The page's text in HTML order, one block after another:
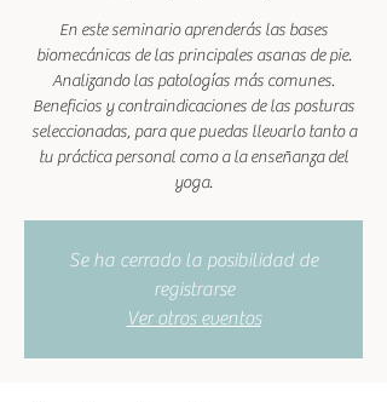
En este seminario aprenderás las bases
biomecánicas de las principales asanas de pie.
Analizando las patologías más comunes.
Beneficios y contraindicaciones de las posturas
seleccionadas, para que puedas llevarlo tanto a
tu práctica personal como a la enseñanza del
yoga.
Se ha cerrado la posibilidad de
registrarse
Ver otros eventos